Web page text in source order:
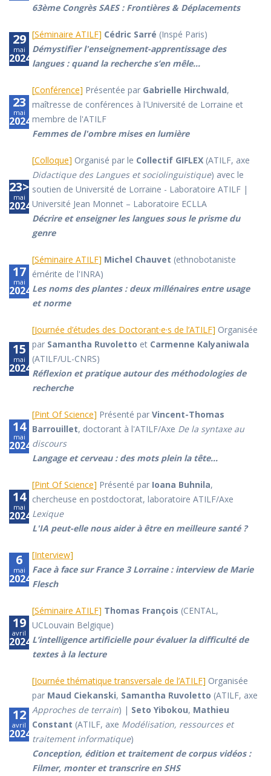
63ème Congrès SAES : Frontières & Déplacements
29
mai
2024
[Séminaire ATILF] Cédric Sarré (Inspé Paris)
Démystifier l'enseignement-apprentissage des
langues : quand la recherche s’en mêle…
23
mai
2024
[Conférence] Présentée par Gabrielle Hirchwald,
maîtresse de conférences à l'Université de Lorraine et
membre de l'ATILF
Femmes de l'ombre mises en lumière
23>24
mai
2024
[Colloque] Organisé par le Collectif GIFLEX(ATILF, axe
Didactique des Langues et sociolinguistique) avec le
soutien de Université de Lorraine - Laboratoire ATILF |
Université Jean Monnet – Laboratoire ECLLA
Décrire et enseigner les langues sous le prisme du
genre
17
mai
2024
[Séminaire ATILF] Michel Chauvet (ethnobotaniste
émérite de l'INRA)
Les noms des plantes : deux millénaires entre usage
et norme
15
mai
2024
[Journée d’études des Doctorant·e·s de l’ATILF] Organisée
par Samantha Ruvoletto et Carmenne Kalyaniwala
(ATILF/UL-CNRS)
Réflexion et pratique autour des méthodologies de
recherche
14
mai
2024
[Pint Of Science] Présenté par Vincent-Thomas
Barrouillet, doctorant à l'ATILF/Axe De la syntaxe au
discours
Langage et cerveau : des mots plein la tête...
14
mai
2024
[Pint Of Science] Présenté par Ioana Buhnila,
chercheuse en postdoctorat, laboratoire ATILF/Axe
Lexique
L'IA peut-elle nous aider à être en meilleure santé ?
6
mai
2024
[Interview]
Face à face sur France 3 Lorraine : interview de Marie
Flesch
19
avril
2024
[Séminaire ATILF] Thomas François (CENTAL,
UCLouvain Belgique)
L’intelligence artificielle pour évaluer la difficulté de
textes à la lecture
12
avril
2024
[Journée thématique transversale de l’ATILF] Organisée
par Maud Ciekanski, Samantha Ruvoletto (ATILF, axe
Approches de terrain) | Seto Yibokou, Mathieu
Constant (ATILF, axe Modélisation, ressources et
traitement informatique)
Conception, édition et traitement de corpus vidéos :
Filmer, monter et transcrire en SHS